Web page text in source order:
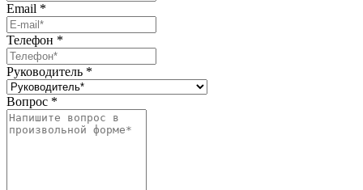
Email *
Телефон *
Руководитель *
Вопрос *